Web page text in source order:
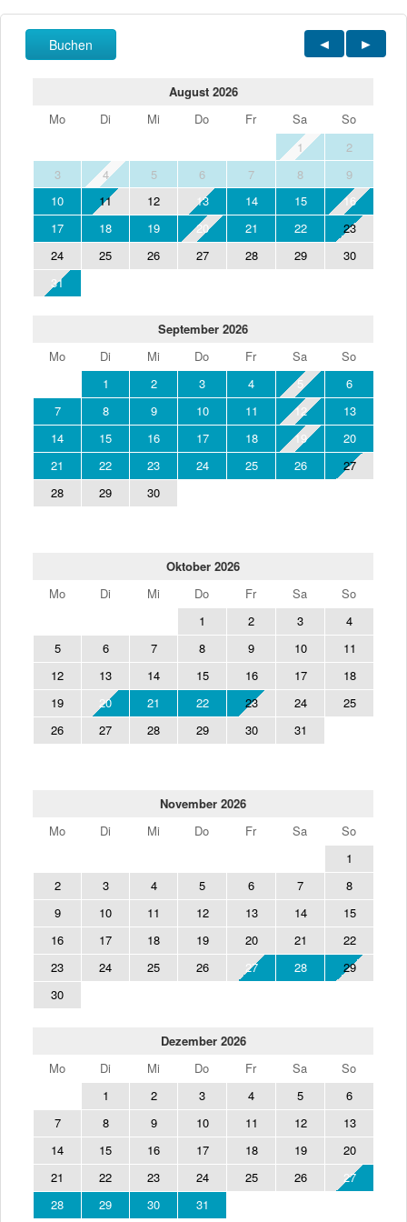
Buchen
August 2026
Mo
Di Mi Do Fr Sa
So
1
2
3
4 5 6 7 8
9
10
11 12 13 14 15
16
17
18 19 20 21 22
23
24
25 26 27 28 29
30
31
September 2026
Mo
Di Mi Do Fr Sa
So
1
2 3 4 5
6
7
8 9 10 11 12
13
14
15 16 17 18 19
20
21
22 23 24 25 26
27
28
29 30
Oktober 2026
Mo
Di Mi Do Fr Sa
So
1
2 3
4
5
6 7 8 9 10
11
12
13 14 15 16 17
18
19
20 21 22 23 24
25
26
27 28 29 30 31
November 2026
Mo
Di Mi Do Fr Sa
So
1
2
3 4 5 6 7
8
9
10 11 12 13 14
15
16
17 18 19 20 21
22
23
24 25 26 27 28
29
30
Dezember 2026
Mo
Di Mi Do Fr Sa
So
1
2 3 4 5
6
7
8 9 10 11 12
13
14
15 16 17 18 19
20
21
22 23 24 25 26
27
28
29 30 31